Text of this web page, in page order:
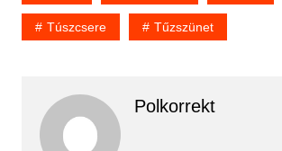
Túszcsere Tűzszünet
Polkorrekt